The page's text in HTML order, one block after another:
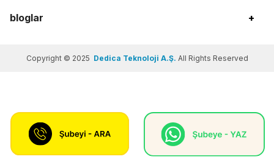
bloglar +
Copyright © 2025 Dedica Teknoloji A.Ş. All Rights Reserved